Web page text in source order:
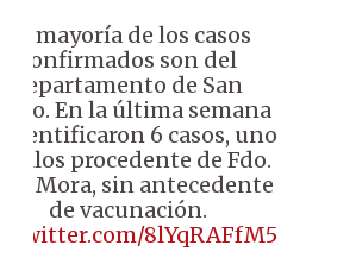
La mayoría de los casos
confirmados son del
departamento de San
En la última semana
identificaron 6 casos, uno
ellos procedente de Fdo.
la Mora, sin antecedente
de vacunación.
8lYqRAFfM5